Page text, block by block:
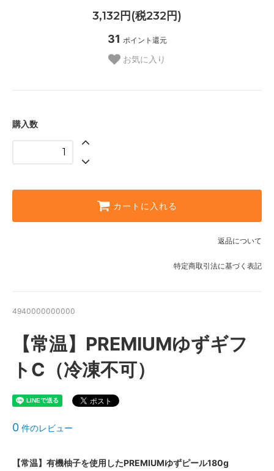
3,132円(税232円)
31 ポイント還元
お気に入り
購入数
カートに入れる
返品について
特定商取引法に基づく表記
4940000000000
【常温】PREMIUMゆずギフ
トC（冷凍不可）
0 件のレビュー
【常温】有機柚子を使用したPREMIUMゆずピール180g